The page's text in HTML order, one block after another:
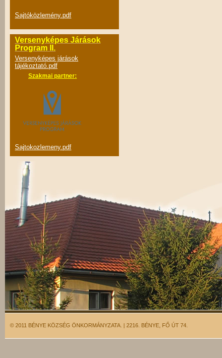
Sajtóközlemény.pdf
Versenyképes Járások
Program II.
Versenyképes járások
tájékoztató.pdf
Szakmai partner:
Sajtokozlemeny.pdf
© 2011 BÉNYE KÖZSÉG ÖNKORMÁNYZATA. | 2216. BÉNYE, FŐ ÚT 74.